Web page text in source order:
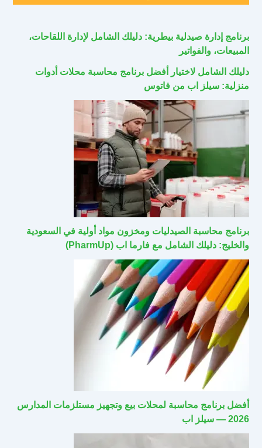
برنامج إدارة صيدلية بيطرية: دليلك الشامل لإدارة اللقاحات،
المبيعات، والفواتير
دليلك الشامل لاختيار أفضل برنامج محاسبة محلات أدوات
منزلية: سيلز اب من فاتوس
برنامج محاسبة الصيدليات ومخزون مواد أولية في السعودية
والخليج: دليلك الشامل مع فارما اب (PharmUp)
أفضل برنامج محاسبة لمحلات بيع وتجهيز مستلزمات المدارس
2026 — سيلز اب